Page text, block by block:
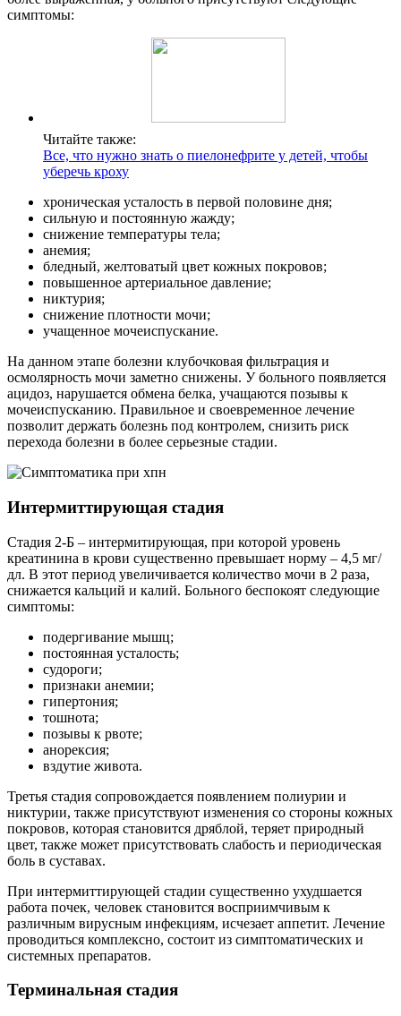
симптомы:
Читайте также:
Все, что нужно знать о пиелонефрите у детей, чтобы
уберечь кроху
хроническая усталость в первой половине дня;
сильную и постоянную жажду;
снижение температуры тела;
анемия;
бледный, желтоватый цвет кожных покровов;
повышенное артериальное давление;
никтурия;
снижение плотности мочи;
учащенное мочеиспускание.
На данном этапе болезни клубочковая фильтрация и
осмолярность мочи заметно снижены. У больного появляется
ацидоз, нарушается обмена белка, учащаются позывы к
мочеиспусканию. Правильное и своевременное лечение
позволит держать болезнь под контролем, снизить риск
перехода болезни в более серьезные стадии.
Интермиттирующая стадия
Стадия 2-Б – интермитирующая, при которой уровень
креатинина в крови существенно превышает норму – 4,5 мг/
дл. В этот период увеличивается количество мочи в 2 раза,
снижается кальций и калий. Больного беспокоят следующие
симптомы:
подергивание мышц;
постоянная усталость;
судороги;
признаки анемии;
гипертония;
тошнота;
позывы к рвоте;
анорексия;
вздутие живота.
Третья стадия сопровождается появлением полиурии и
никтурии, также присутствуют изменения со стороны кожных
покровов, которая становится дряблой, теряет природный
цвет, также может присутствовать слабость и периодическая
боль в суставах.
При интермиттирующей стадии существенно ухудшается
работа почек, человек становится восприимчивым к
различным вирусным инфекциям, исчезает аппетит. Лечение
проводиться комплексно, состоит из симптоматических и
системных препаратов.
Терминальная стадия